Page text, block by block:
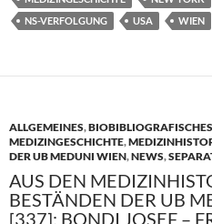
k
NS-VERFOLGUNG
USA WIEN
ALLGEMEINES,
MEDIZINGESCHICHTE,
DER UB MEDUNI WIEN,NEWS,
AUS DEN
BESTÄNDEN DER UB
[337]: BONDI JOSEF –